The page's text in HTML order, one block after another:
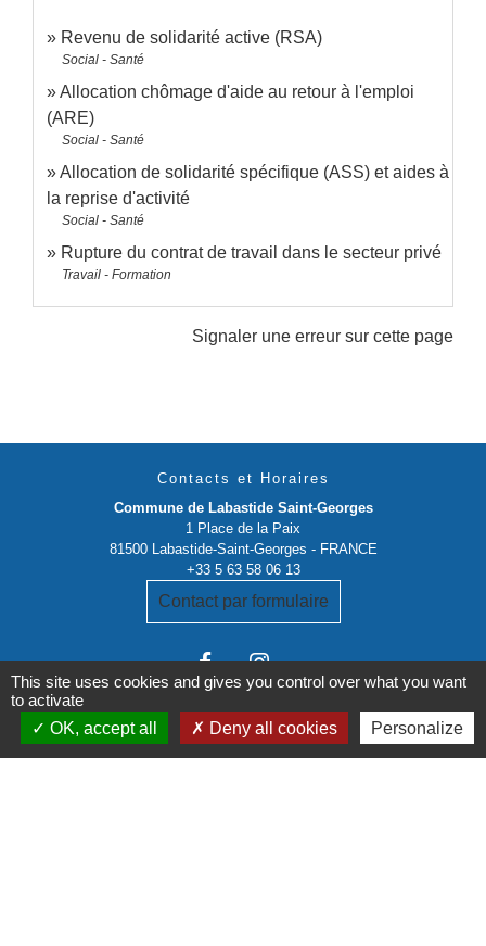
Revenu de solidarité active (RSA)
Social - Santé
Allocation chômage d'aide au retour à l'emploi
(ARE)
Social - Santé
Allocation de solidarité spécifique (ASS) et aides à
la reprise d'activité
Social - Santé
Rupture du contrat de travail dans le secteur privé
Travail - Formation
Signaler une erreur sur cette page
Contacts et Horaires
Commune de Labastide Saint-Georges
1 Place de la Paix
81500 Labastide-Saint-Georges - FRANCE
+33 5 63 58 06 13
Contact par formulaire
This site uses cookies and gives you control over what you want
to activate
OK, accept all
Deny all cookies Personalize